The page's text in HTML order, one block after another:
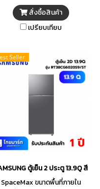
พร้อมช่องแช่ที่ปรับอุณหภูมิให้
เหมาะกับเนื้อสัตว์ ช่วยรักษาความ
สดใหม่และรสชาติได้ยาวนานกว่า
สั่งซื้อสินค้า
เปรียบเทียบ
Mode,Wifi 14.7 คิว, รุ่น
Seller
ตู้เย็น 2 ประตู 13.9Q สีเ
SpaceMax ขนาดพื้นที่ภายใน